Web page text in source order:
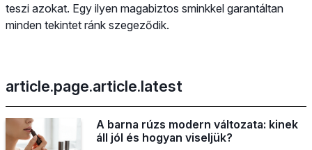
teszi azokat. Egy ilyen magabiztos sminkkel garantáltan
minden tekintet ránk szegeződik.
article.page.article.latest
A barna rúzs modern változata: kinek
áll jól és hogyan viseljük?